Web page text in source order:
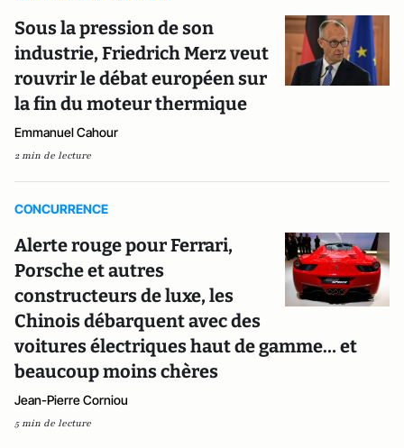
Sous la pression de son
industrie, Friedrich Merz veut
rouvrir le débat européen sur
la fin du moteur thermique
Emmanuel Cahour
2 min de lecture
CONCURRENCE
Alerte rouge pour Ferrari,
Porsche et autres
constructeurs de luxe, les
Chinois débarquent avec des
voitures électriques haut de gamme… et
beaucoup moins chères
Jean-Pierre Corniou
5 min de lecture